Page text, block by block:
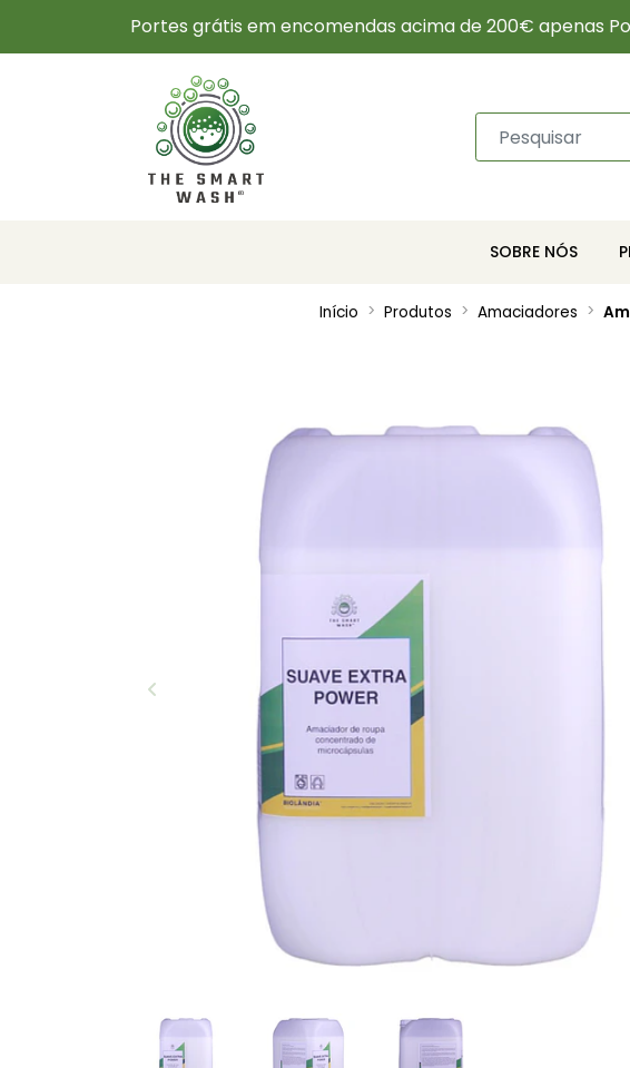
Portes grátis em encomendas acima de 200€ apenas
SOBRE NÓS
Início Produtos Amaciadores